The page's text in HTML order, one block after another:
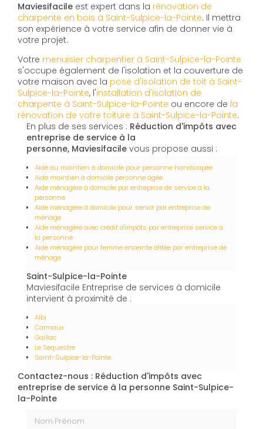
Maviesifacile est expert dans la rénovation de
charpente en bois à Saint-Sulpice-la-Pointe. Il mettra
son expérience à votre service afin de donner vie à
votre projet.
Votre menuisier charpentier à Saint-Sulpice-la-Pointe
s'occupe également de l'isolation et la couverture de
votre maison avec la pose d'isolation de toit à Saint-
Sulpice-la-Pointe, l'installation d'isolation de
charpente à Saint-Sulpice-la-Pointe ou encore de la
rénovation de votre toiture à Saint-Sulpice-la-Pointe.
En plus de ses services : Réduction d'impôts avec
entreprise de service à la
personne, Maviesifacile vous propose aussi :
Aide au maintien à domicile pour personne handicapée
Aide maintien à domicile personne âgée
Aide ménagère à domicile par entreprise de service à la
personne
Aide ménagère à domicile pour senior par entreprise de
ménage
Aide ménagère avec crédit d'impôts par entreprise service à
la personne
Aide ménagère pour femme enceinte alitée par entreprise de
ménage
Saint-Sulpice-la-Pointe
Maviesifacile Entreprise de services à domicile
intervient à proximité de :
Albi
Carmaux
Gaillac
Le Sequestre
Saint-Sulpice-la-Pointe
Contactez-nous : Réduction d'impôts avec
entreprise de service à la personne Saint-Sulpice-
la-Pointe